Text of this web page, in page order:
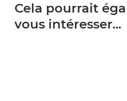
Cela pourrait
vous intéresser...